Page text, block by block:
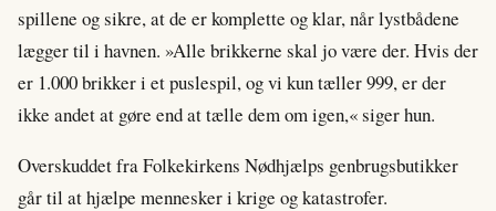
spillene og sikre, at de er komplette og klar, når lystbådene
lægger til i havnen. »Alle brikkerne skal jo være der. Hvis der
er 1.000 brikker i et puslespil, og vi kun tæller 999, er der
ikke andet at gøre end at tælle dem om igen,« siger hun.
Overskuddet fra Folkekirkens Nødhjælps genbrugsbutikker
går til at hjælpe mennesker i krige og katastrofer.